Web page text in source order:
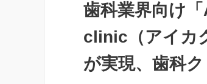
歯科業界向け
clinic（アイカ
が実現、歯科